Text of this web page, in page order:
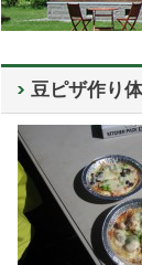
豆ピザ作り